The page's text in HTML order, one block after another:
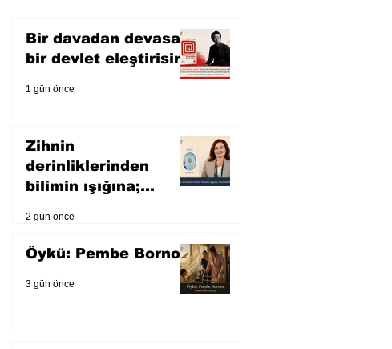
Bir davadan devasa
bir devlet eleştirisine
1 gün önce
Zihnin
derinliklerinden
bilimin ışığına;
2 gün önce
Öykü: Pembe Bornoz
3 gün önce